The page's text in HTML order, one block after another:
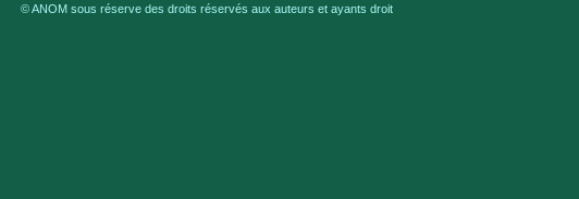
© ANOM sous réserve des droits réservés aux auteurs et ayants droit